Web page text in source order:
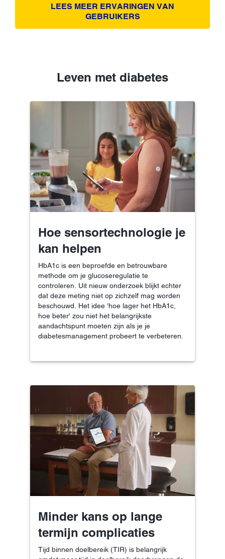
LEES MEER ERVARINGEN VAN
GEBRUIKERS
Leven met diabetes
Hoe sensortechnologie je
kan helpen
HbA1c is een beproefde en betrouwbare
methode om je glucoseregulatie te
controleren. Uit nieuw onderzoek blijkt echter
dat deze meting niet op zichzelf mag worden
beschouwd. Het idee 'hoe lager het HbA1c,
hoe beter' zou niet het belangrijkste
aandachtspunt moeten zijn als je je
diabetesmanagement probeert te verbeteren.
Minder kans op lange
termijn complicaties
Tijd binnen doelbereik (TIR) is belangrijk